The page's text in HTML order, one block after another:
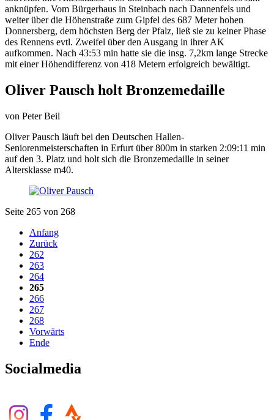
anknüpfen. Vom Bürgerhaus in Steinbach nach Dannenfels und
weiter über die Höhenstraße zum Gipfel des 687 Meter hohen
Donnersberg, dem höchsten Berg der Pfalz, ließ sie zu keiner Phase
des Rennens evtl. Zweifel über den Ausgang in ihrer AK
aufkommen. Nach 43:53 min hatte sie die insg. 7,2km lange Strecke
mit einer Höhendifferenz von 418 Metern erfolgreich bewältigt.
Oliver Pausch holt Bronzemedaille
von Peter Beil
Oliver Pausch läuft bei den Deutschen Hallen-
Seniorenmeisterschaften in Erfurt über 800m in starken 2:09:11 min
auf den 3. Platz und holt sich die Bronzemedaille in seiner
Altersklasse m40.
Seite 265 von 268
Anfang
Zurück
262
263
264
265
266
267
268
Vorwärts
Ende
Socialmedia